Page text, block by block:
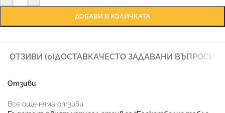
ДОБАВИ В КОЛИЧКАТА
ОТЗИВИ (0)ДОСТАВКАЧЕСТО ЗАДАВАНИ ВЪПРОСИ
Отзиви
Все още няма отзиви.